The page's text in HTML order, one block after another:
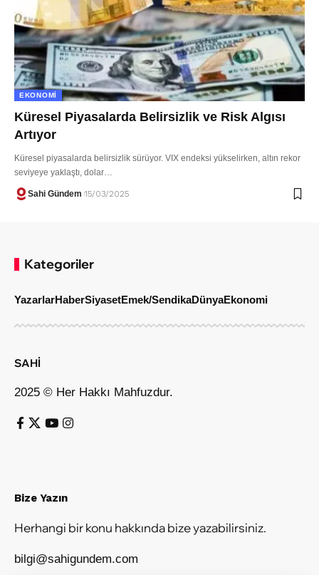
EKONOMI
Küresel Piyasalarda Belirsizlik ve Risk Algısı
Artıyor
Küresel piyasalarda belirsizlik sürüyor. VIX endeksi yükselirken, altın rekor
seviyeye yaklaştı, dolar…
Sahi Gündem 15/03/2025
Kategoriler
YazarlarHaberSiyasetEmek/SendikaDünyaEkonomi
SAHİ
2025 © Her Hakkı Mahfuzdur.
Bize Yazın
Herhangi bir konu hakkında bize yazabilirsiniz.
bilgi@sahigundem.com